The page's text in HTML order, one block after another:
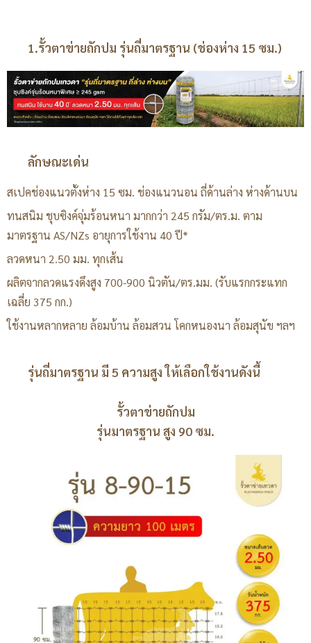
1.รั้วตาข่ายถักปม รุ่นถี่มาตรฐาน (ช่องห่าง 15 ซม.)
ลักษณะเด่น
สเปคช่องแนวตั้งห่าง 15 ซม. ช่องแนวนอน ถี่ด้านล่าง ห่างด้านบน
ทนสนิม ชุบซิงค์จุ่มร้อนหนา มากกว่า 245 กรัม/ตร.ม. ตาม
มาตรฐาน AS/NZs อายุการใช้งาน 40 ปี*
ลวดหนา 2.50 มม. ทุกเส้น
ผลิตจากลวดแรงดึงสูง 700-900 นิวตัน/ตร.มม. (รับแรกกระแทก
เฉลี่ย 375 กก.)
ใช้งานหลากหลาย ล้อมบ้าน ล้อมสวน โคกหนองนา ล้อมสุนัข ฯลฯ
รุ่นถี่มาตรฐาน มี 5 ความสูง ให้เลือกใช้งานดังนี้
รั้วตาข่ายถักปม
รุ่นมาตรฐาน สูง 90 ซม.